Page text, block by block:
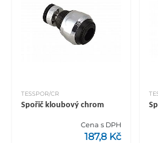
TESSPOR/CR
Spořič kloubový chrom
Cena s DPH
187,8 Kč